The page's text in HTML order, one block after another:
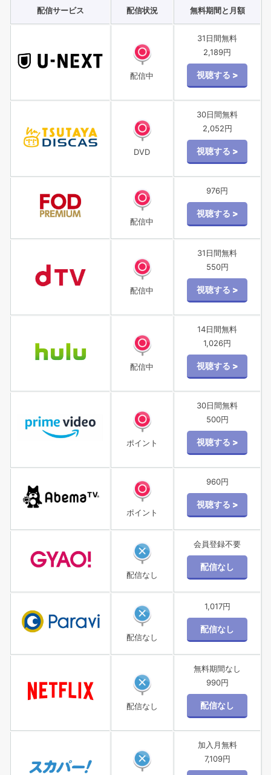
配信サービス 配信状況 無料期間と月額
配信中
31日間無料
2,189円
DVD
30日間無料
2,052円
配信中
976円
配信中
31日間無料
550円
配信中
14日間無料
1,026円
ポイント
30日間無料
500円
ポイント
960円
配信なし
会員登録不要
配信なし
1,017円
配信なし
無料期間なし
990円
加入月無料
7,109円